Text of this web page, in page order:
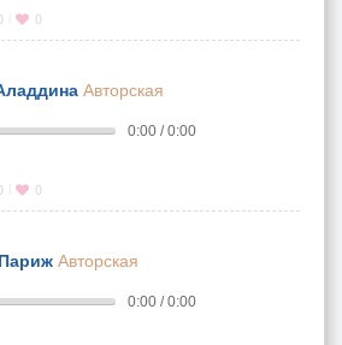
0
Авторская
0:00 / 0:00
0
Авторская
0:00 / 0:00